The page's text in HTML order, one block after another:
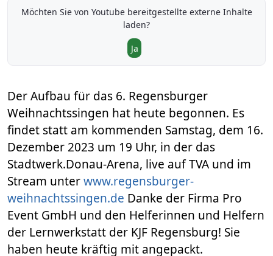
Möchten Sie von Youtubebereitgestellte externe Inhalte
laden?
Ja
Der Aufbau für das 6. Regensburger
Weihnachtssingen hat heute begonnen. Es
findet statt am kommenden Samstag, dem 16.
Dezember 2023 um 19 Uhr, in der das
Stadtwerk.Donau-Arena, live auf TVA und im
Stream unterwww.regensburger-
weihnachtssingen.de Danke der Firma Pro
Event GmbH und den Helferinnen und Helfern
der Lernwerkstatt der KJF Regensburg! Sie
haben heute kräftig mit angepackt.